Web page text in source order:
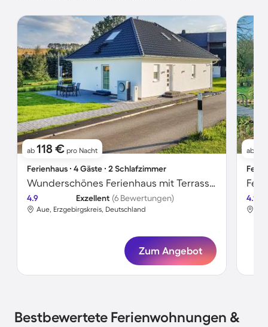
ab 118 € pro Nacht
Ferienhaus ∙ 4 Gäste ∙ 2 Schlafzimmer
Wunderschönes Ferienhaus mit Terrasse, Grill und Garten
4.9 Exzellent (6 Bewertungen)
Aue, Erzgebirgskreis, Deutschland
Zum Angebot
ab
4.1
Bestbewertete Ferienwohnungen &